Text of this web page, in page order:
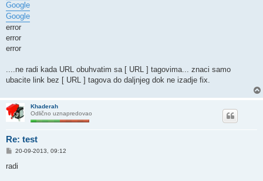
Google
Google
error
error
error
....ne radi kada URL obuhvatim sa [ URL ] tagovima... znaci samo
ubacite link bez [ URL ] tagova do daljnjeg dok ne izadje fix.
Khaderah
Odlično uznapredovao
Re: test
P
s
20-09-2013, 09:12
radi